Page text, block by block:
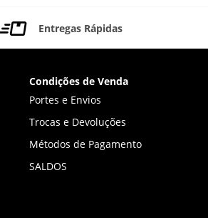
Entregas Rápidas
Condições de Venda
Portes e Envios
Trocas e Devoluções
Métodos de Pagamento
SALDOS